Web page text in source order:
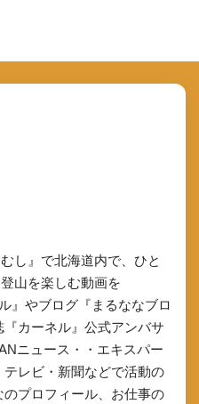
し』で北海道内で、ひと
山を楽しむ動画を
』やブログ『まるななブロ
カーネル』公式アンバサ
ニュース・・エキスパー
テレビ・新聞などで活動の
プロフィール、お仕事の